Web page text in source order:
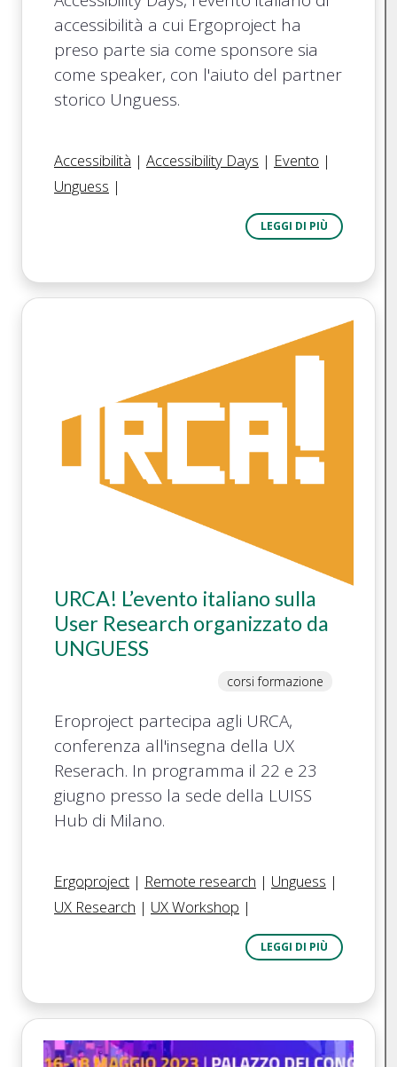
accessibilità a cui Ergoproject ha
preso parte sia come sponsore sia
come speaker, con l'aiuto del partner
storico Unguess.
Accessibilità | Accessibility Days | Evento |
Unguess |
LEGGI DI PIÙ
URCA! L’evento italiano sulla
User Research organizzato da
UNGUESS
corsi formazione
Eroproject partecipa agli URCA,
conferenza all'insegna della UX
Reserach. In programma il 22 e 23
giugno presso la sede della LUISS
Hub di Milano.
Ergoproject | Remote research | Unguess |
UX Research | UX Workshop |
LEGGI DI PIÙ